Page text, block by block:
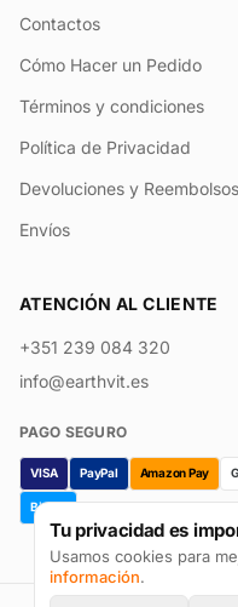
Tu privacidad es
Usamos cookies para
información.
Contactos
Cómo Hacer un Pedido
Términos y condiciones
Política de Privacidad
Devoluciones y Reembolsos
Envíos
ATENCIÓN AL CLIENTE
+351 239 084 320
info@earthvit.es
PAGO SEGURO
VISA PayPal Amazon Pay
Bizum